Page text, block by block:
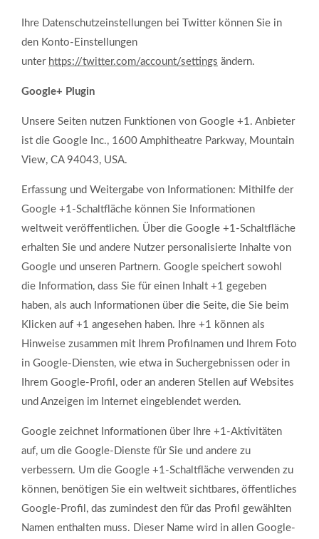
Ihre Datenschutzeinstellungen bei Twitter können Sie in
den Konto-Einstellungen
unter https://twitter.com/account/settings ändern.
Google+ Plugin
Unsere Seiten nutzen Funktionen von Google +1. Anbieter
ist die Google Inc., 1600 Amphitheatre Parkway, Mountain
View, CA 94043, USA.
Erfassung und Weitergabe von Informationen: Mithilfe der
Google +1-Schaltfläche können Sie Informationen
weltweit veröffentlichen. Über die Google +1-Schaltfläche
erhalten Sie und andere Nutzer personalisierte Inhalte von
Google und unseren Partnern. Google speichert sowohl
die Information, dass Sie für einen Inhalt +1 gegeben
haben, als auch Informationen über die Seite, die Sie beim
Klicken auf +1 angesehen haben. Ihre +1 können als
Hinweise zusammen mit Ihrem Profilnamen und Ihrem Foto
in Google-Diensten, wie etwa in Suchergebnissen oder in
Ihrem Google-Profil, oder an anderen Stellen auf Websites
und Anzeigen im Internet eingeblendet werden.
Google zeichnet Informationen über Ihre +1-Aktivitäten
auf, um die Google-Dienste für Sie und andere zu
verbessern. Um die Google +1-Schaltfläche verwenden zu
können, benötigen Sie ein weltweit sichtbares, öffentliches
Google-Profil, das zumindest den für das Profil gewählten
Namen enthalten muss. Dieser Name wird in allen Google-